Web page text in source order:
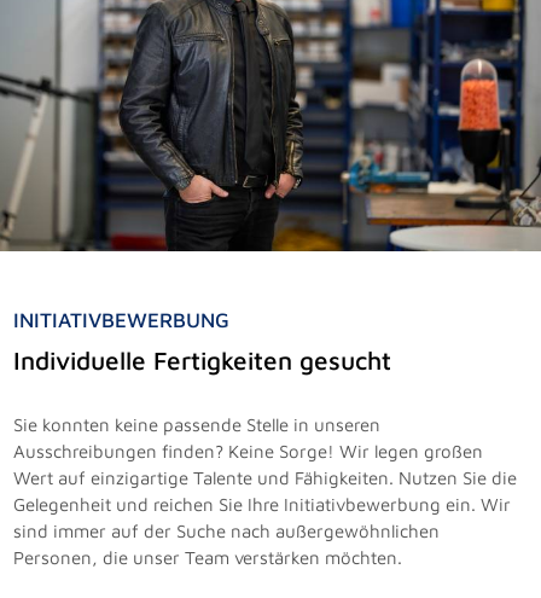
INITIATIVBEWERBUNG
Individuelle Fertigkeiten gesucht
Sie konnten keine passende Stelle in unseren
Ausschreibungen finden? Keine Sorge! Wir legen großen
Wert auf einzigartige Talente und Fähigkeiten. Nutzen Sie die
Gelegenheit und reichen Sie Ihre Initiativbewerbung ein. Wir
sind immer auf der Suche nach außergewöhnlichen
Personen, die unser Team verstärken möchten.